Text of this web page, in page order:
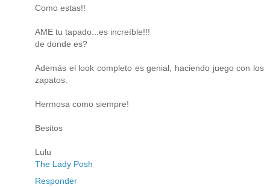
Como estas!!
AME tu tapado...es increíble!!!
de donde es?
Además el look completo es genial, haciendo juego con los
zapatos.
Hermosa como siempre!
Besitos
Lulu
The Lady Posh
Responder